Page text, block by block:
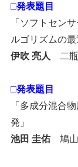
□発表題目
「ソフトセン
ルゴリズムの最
伊吹 亮人
二
□発表題目
「多成分混合
発」
池田 圭佑 鳩